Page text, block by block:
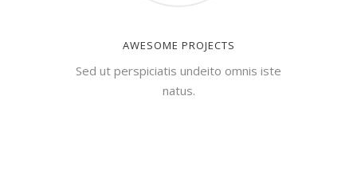
AWESOME PROJECTS
Sed ut perspiciatis undeito omnis iste
natus.